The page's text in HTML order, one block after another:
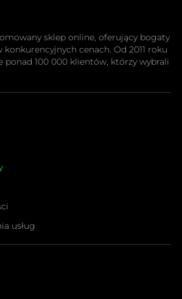
sklep online, oferujący bogaty
cenach. Od 2011 roku
ponad 100 000 klientów, którzy wybrali
usług